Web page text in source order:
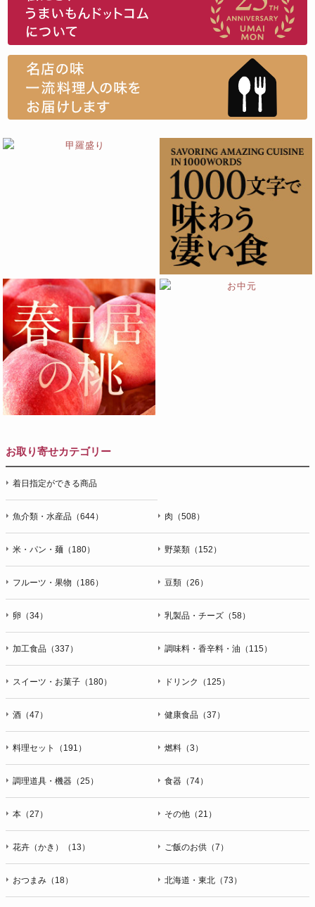
お取り寄せカテゴリー
着日指定ができる商品
魚介類・水産品（644） 肉（508）
米・パン・麺（180） 野菜類（152）
フルーツ・果物（186） 豆類（26）
卵（34） 乳製品・チーズ（58）
加工食品（337） 調味料・香辛料・油（115）
スイーツ・お菓子（180） ドリンク（125）
酒（47） 健康食品（37）
料理セット（191） 燃料（3）
調理道具・機器（25） 食器（74）
本（27） その他（21）
花卉（かき）（13） ご飯のお供（7）
おつまみ（18） 北海道・東北（73）